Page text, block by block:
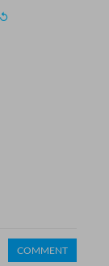
COMMENT